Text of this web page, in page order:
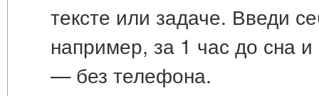
тексте или задаче. Введи
например, за 1 час до сна
— без телефона.